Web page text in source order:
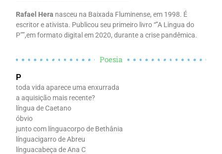
Rafael Hera nasceu na Baixada Fluminense, em 1998. É
escritor e ativista. Publicou seu primeiro livro “”A Lingua do
P””,em formato digital em 2020, durante a crise pandêmica.
Poesia
P
toda vida aparece uma enxurrada
a aquisição mais recente?
língua de Caetano
óbvio
junto com línguacorpo de Bethânia
línguacigarro de Abreu
línguacabeça de Ana C